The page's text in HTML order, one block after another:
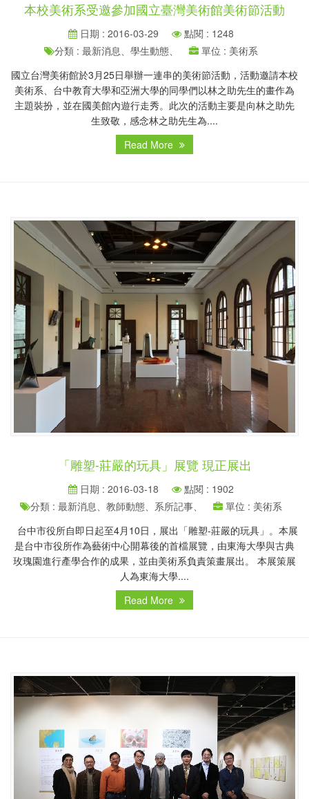
本校美術系受邀參加國立臺灣美術館美術節活動
日期 : 2016-03-29
點閱 : 1248
分類 : 最新消息、學生動態、
單位 : 美術系
國立台灣美術館於3月25日舉辦一連串的美術節活動，活動邀請本校
美術系、台中教育大學和亞洲大學的同學們以林之助先生的畫作為
主題裝扮，並在國美館內遊行走秀。此次的活動主要是向林之助先
生致敬，感念林之助先生為....
Read More
「雕塑-莊嚴的玩具」展覽 現正展出
日期 : 2016-03-18
點閱 : 1902
分類 : 最新消息、教師動態、系所記事、
單位 : 美術系
台中市役所自即日起至4月10日，展出「雕塑-莊嚴的玩具」。本展
是台中市役所作為藝術中心開幕後的首檔展覽，由東海大學與古典
玫瑰園進行產學合作的成果，並由美術系負責策畫展出。 本展策展
人為東海大學....
Read More